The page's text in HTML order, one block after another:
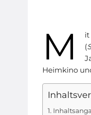
M it
(
Heimkino